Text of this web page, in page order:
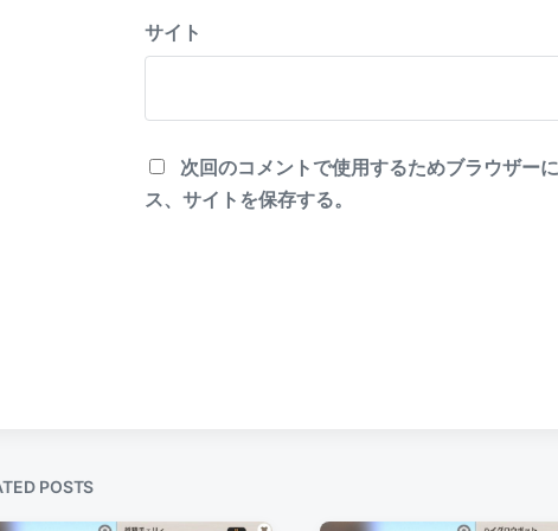
サイト
次回のコメントで使用するためブラウザー
ス、サイトを保存する。
POSTS